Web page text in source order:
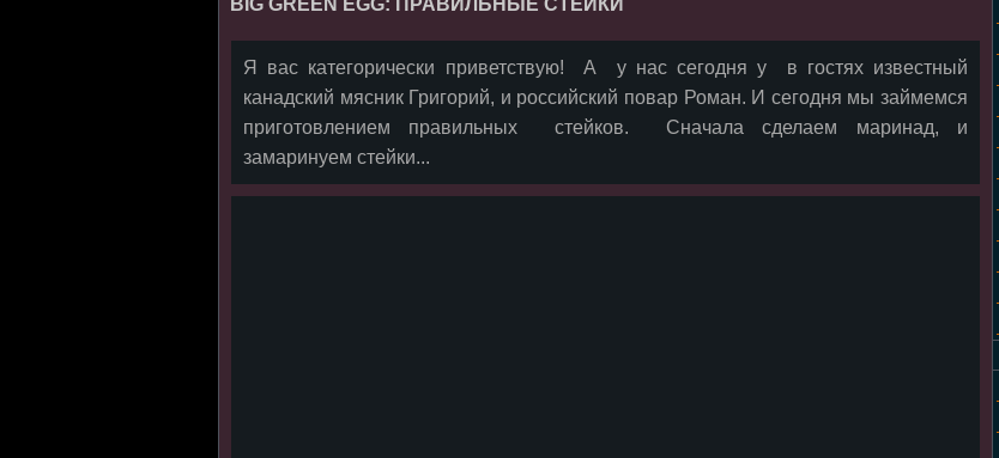
BIG GREEN EGG: ПРАВИЛЬНЫЕ СТЕЙКИ
Я вас категорически приветствую! А у нас сегодня у в гостях известный
канадский мясник Григорий, и российский повар Роман. И сегодня мы займемся
приготовлением правильных стейков. Сначала сделаем маринад, и
замаринуем стейки...